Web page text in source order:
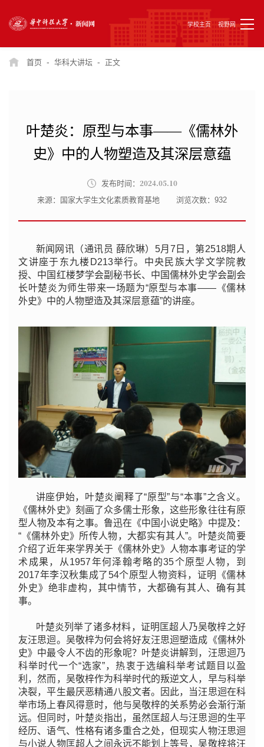
学校主页 视野网
首页 - 华科大讲坛 - 正文
叶楚炎：原型与本事——《儒林外
史》中的人物塑造及其深层意蕴
发布时间： 2024.05.10
来源：国家大学生文化素质教育基地 浏览次数：932
新闻网讯（通讯员 薛欣琳）5月7日，第2518期人
文讲座于东九楼D213举行。中央民族大学文学院教
授、中国红楼梦学会副秘书长、中国儒林外史学会副会
长叶楚炎为师生带来一场题为“原型与本事—— 《儒林
外史》中的人物塑造及其深层意蕴”的讲座。
讲座伊始，叶楚炎阐释了“原型”与“本事”之含义。
《儒林外史》刻画了众多儒士形象，这些形象往往有原
型人物及本有之事。鲁迅在《中国小说史略》中提及：
“《儒林外史》所传人物，大都实有其人”。叶楚炎简要
介绍了近年来学界关于《儒林外史》人物本事考证的学
术成果，从1957年何泽翰考略的35个原型人物，到
2017年李汉秋集成了54个原型人物资料，证明《儒林
外史》绝非虚构，其中情节，大都确有其人、确有其
事。
叶楚炎列举了诸多材料，证明匡超人乃吴敬梓之好
友汪思迴。吴敬梓为何会将好友汪思迴塑造成《儒林外
史》中最令人不齿的形象呢？叶楚炎讲解到，汪思迴乃
科举时代一个“选家”，热衷于选编科举考试题目以盈
利，然而，吴敬梓作为科举时代的叛逆文人，早与科举
决裂，平生最厌恶精通八股文者。因此，当汪思迴在科
举市场上春风得意时，他与吴敬梓的关系势必会渐行渐
远。但同时，叶楚炎指出，虽然匡超人与汪思迴的生平
经历、语气、性格有诸多重合之处，但现实人物汪思迴
与小说人物匡超人之间永远不能划上等号，吴敬梓将汪